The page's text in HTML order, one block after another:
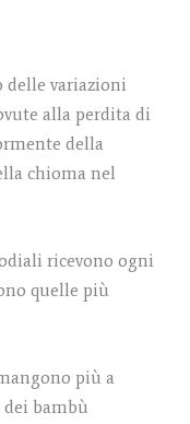
variazioni
alla perdita di
della
chioma nel
ricevono ogni
quelle più
più a
bambù